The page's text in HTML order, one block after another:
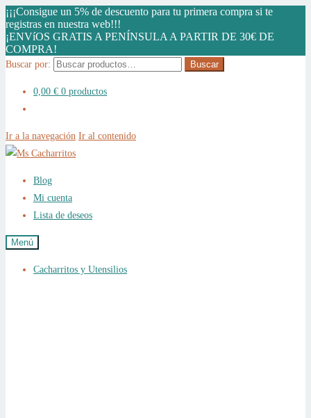
¡¡¡Consigue un 5% de descuento para tu primera compra si te
registras en nuestra web!!!
¡ENVíOS GRATIS A PENÍNSULA A PARTIR DE 30€ DE
COMPRA!
Buscar por: Buscar
0,00 € 0 productos
Ir a la navegación Ir al contenido
Blog
Mi cuenta
Lista de deseos
Menú
Cacharritos y Utensilios